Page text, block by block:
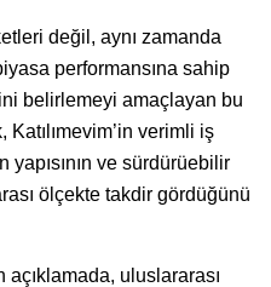
değil, aynı zamanda
performansına sahip
belirlemeyi amaçlayan bu
Katılımevim’in verimli iş
ve sürdürüebilir
ölçekte takdir gördüğünü
açıklamada, uluslararası